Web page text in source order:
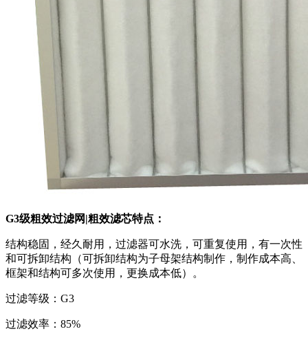
G3级粗效过滤网|粗效滤芯特点：
结构稳固，经久耐用，过滤器可水洗，可重复使用，有一次性
和可拆卸结构（可拆卸结构为子母架结构制作，制作成本高、
框架和结构可多次使用，更换成本低）。
过滤等级：G3
过滤效率：85%